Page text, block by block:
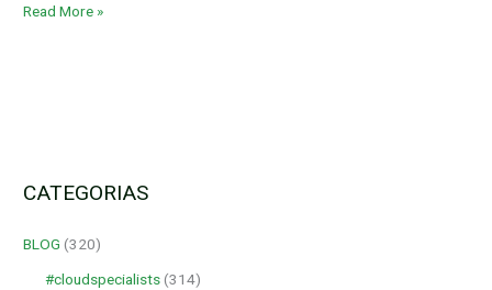
Read More »
CATEGORIAS
BLOG (320)
#cloudspecialists (314)